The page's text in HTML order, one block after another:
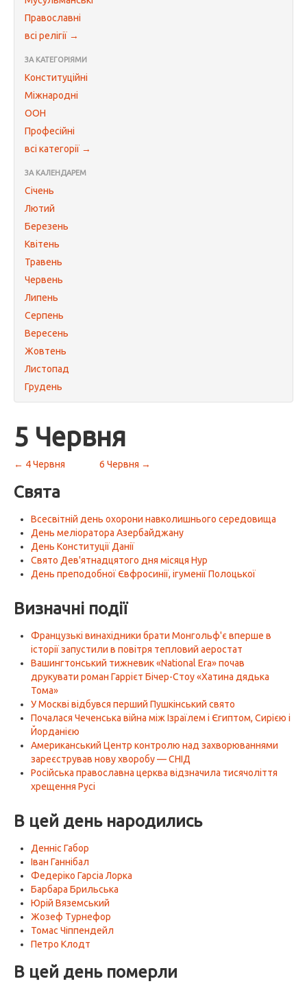
Православні
всі релігії →
ЗА КАТЕГОРІЯМИ
Конституційні
Міжнародні
ООН
Професійні
всі категорії →
ЗА КАЛЕНДАРЕМ
Січень
Лютий
Березень
Квітень
Травень
Червень
Липень
Серпень
Вересень
Жовтень
Листопад
Грудень
5 Червня
← 4 Червня 6 Червня →
Свята
Всесвітній день охорони навколишнього середовища
День меліоратора Азербайджану
День Конституції Данії
Свято Дев'ятнадцятого дня місяця Нур
День преподобної Євфросинії, ігуменії Полоцької
Визначні події
Французькі винахідники брати Монгольф'є вперше в
історії запустили в повітря тепловий аеростат
Вашингтонський тижневик «National Era» почав
друкувати роман Гаррієт Бічер-Стоу «Хатина дядька
Тома»
У Москві відбувся перший Пушкінський свято
Почалася Чеченська війна між Ізраїлем і Єгиптом, Сирією і
Йорданією
Американський Центр контролю над захворюваннями
зареєстрував нову хворобу — СНІД
Російська православна церква відзначила тисячоліття
хрещення Русі
В цей день народились
Денніс Габор
Іван Ганнібал
Федеріко Гарсіа Лорка
Барбара Брильська
Юрій Вяземський
Жозеф Турнефор
Томас Чіппендейл
Петро Клодт
В цей день померли